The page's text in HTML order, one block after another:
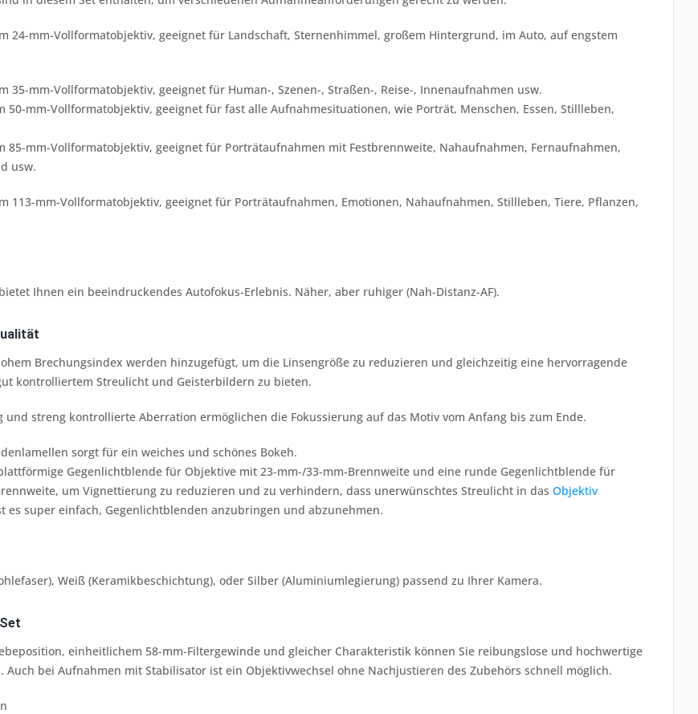
24-mm-Vollformatobjektiv, geeignet für Landschaft, Sternenhimmel, großem Hintergrund, im Auto, auf engstem
35-mm-Vollformatobjektiv, geeignet für Human-, Szenen-, Straßen-, Reise-, Innenaufnahmen usw.
50-mm-Vollformatobjektiv, geeignet für fast alle Aufnahmesituationen, wie Porträt, Menschen, Essen, Stillleben,
85-mm-Vollformatobjektiv, geeignet für Porträtaufnahmen mit Festbrennweite, Nahaufnahmen, Fernaufnahmen,
usw.
113-mm-Vollformatobjektiv, geeignet für Porträtaufnahmen, Emotionen, Nahaufnahmen, Stillleben, Tiere, Pflanzen,
Ihnen ein beeindruckendes Autofokus-Erlebnis. Näher, aber ruhiger (Nah-Distanz-AF).
Brechungsindex werden hinzugefügt, um die Linsengröße zu reduzieren und gleichzeitig eine hervorragende
kontrolliertem Streulicht und Geisterbildern zu bieten.
und streng kontrollierte Aberration ermöglichen die Fokussierung auf das Motiv vom Anfang bis zum Ende.
sorgt für ein weiches und schönes Bokeh.
Gegenlichtblende für Objektive mit 23-mm-/33-mm-Brennweite und eine runde Gegenlichtblende für
um Vignettierung zu reduzieren und zu verhindern, dass unerwünschtes Streulicht in das Objektiv
es super einfach, Gegenlichtblenden anzubringen und abzunehmen.
Weiß (Keramikbeschichtung), oder Silber (Aluminiumlegierung) passend zu Ihrer Kamera.
einheitlichem 58-mm-Filtergewinde und gleicher Charakteristik können Sie reibungslose und hochwertige
Auch bei Aufnahmen mit Stabilisator ist ein Objektivwechsel ohne Nachjustieren des Zubehörs schnell möglich.